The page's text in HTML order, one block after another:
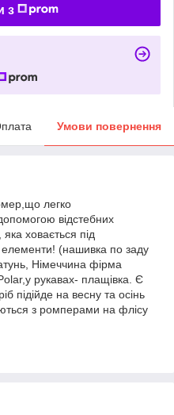
з
Умови повернення
легко
відстебних
ховається під
(нашивка по заду
Німеччина фірма
рукавах- плащівка. Є
підійде на весну та осінь
з ромперами на флісу